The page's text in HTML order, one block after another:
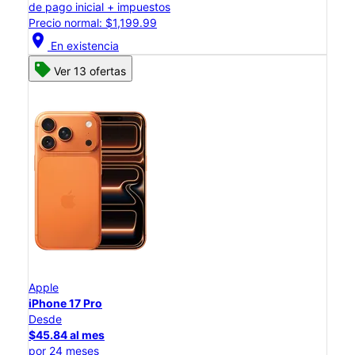
de pago inicial + impuestos
Precio normal: $1,199.99
location_on En existencia
Ver 13 ofertas
Apple
iPhone 17 Pro
Desde
$45.84 al mes
por 24 meses